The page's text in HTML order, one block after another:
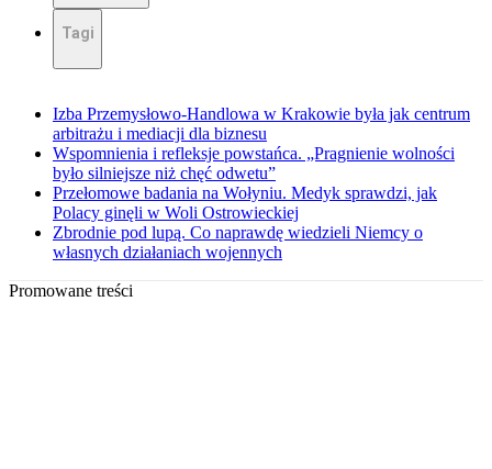
Tagi
Izba Przemysłowo-Handlowa w Krakowie była jak centrum
arbitrażu i mediacji dla biznesu
Wspomnienia i refleksje powstańca. „Pragnienie wolności
było silniejsze niż chęć odwetu”
Przełomowe badania na Wołyniu. Medyk sprawdzi, jak
Polacy ginęli w Woli Ostrowieckiej
Zbrodnie pod lupą. Co naprawdę wiedzieli Niemcy o
własnych działaniach wojennych
Promowane treści